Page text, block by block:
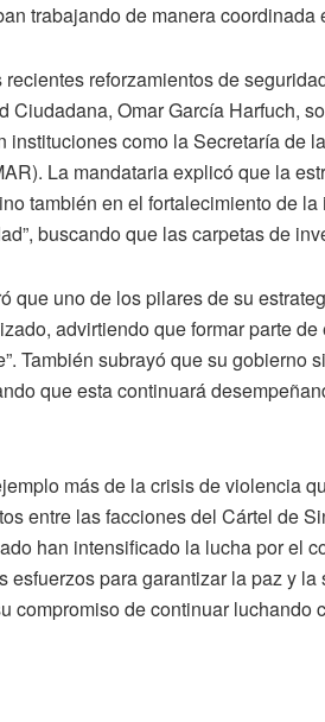
trabajando de manera coordinada
reforzamientos de
Ciudadana, Omar García Harfuch,
instituciones como la Secretaría de
La mandataria explicó que la
también en el fortalecimiento de
buscando que las carpetas de
que uno de los pilares de su
advirtiendo que formar parte
También subrayó que su gobierno
que esta continuará
más de la crisis de violencia
entre las facciones del Cártel de
han intensificado la lucha por el
esfuerzos para garantizar la paz y
compromiso de continuar luchando